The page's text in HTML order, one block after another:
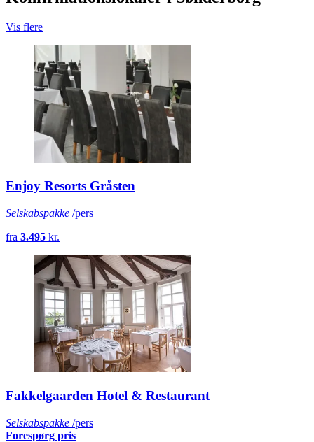
Vis flere
Enjoy Resorts Gråsten
Selskabspakke /pers
fra 3.495 kr.
Fakkelgaarden Hotel & Restaurant
Selskabspakke /pers
Forespørg pris